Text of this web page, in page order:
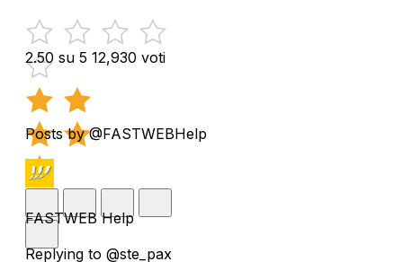
2.50 su 5 12,930 voti
Posts by @FASTWEBHelp
FASTWEB Help
Replying to @ste_pax